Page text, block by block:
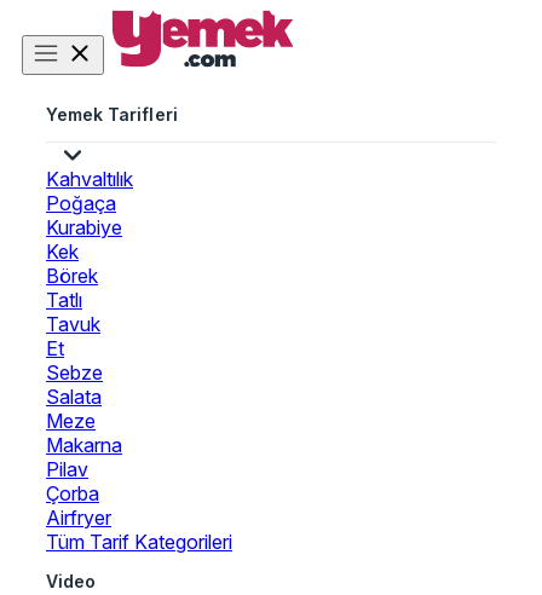
Yemek Tarifleri
Kahvaltılık
Poğaça
Kurabiye
Kek
Börek
Tatlı
Tavuk
Et
Sebze
Salata
Meze
Makarna
Pilav
Çorba
Airfryer
Tüm Tarif Kategorileri
Video